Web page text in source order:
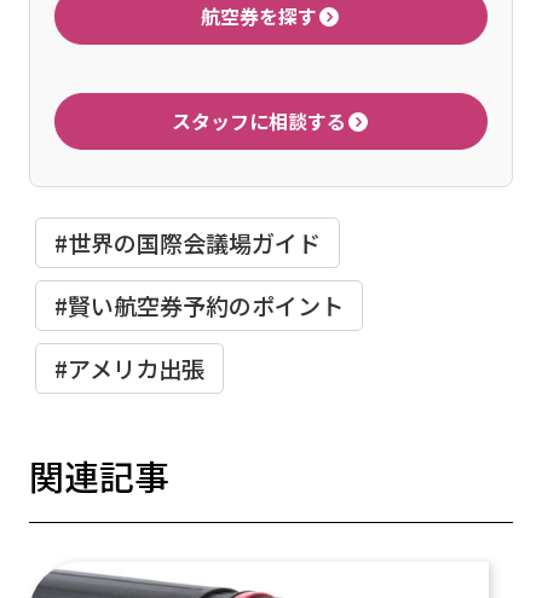
航空券を探す
スタッフに相談する
#世界の国際会議場ガイド
#賢い航空券予約のポイント
#アメリカ出張
関連記事